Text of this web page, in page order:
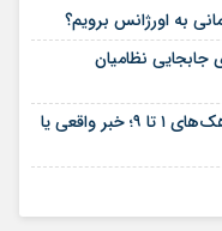
به اورژانس برویم؟
نظامیان
وام ۱۵۰ میلیون تومانی یارانه‌ای برای دهک‌های ۱ تا ۹؛ خبر واقعی یا